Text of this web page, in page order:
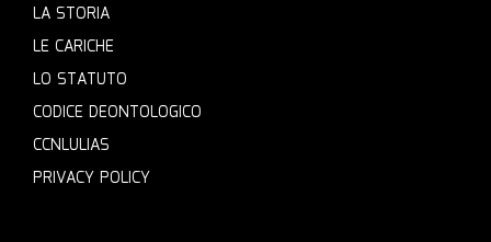
LA STORIA
LE CARICHE
LO STATUTO
CODICE DEONTOLOGICO
CCNLULIAS
PRIVACY POLICY